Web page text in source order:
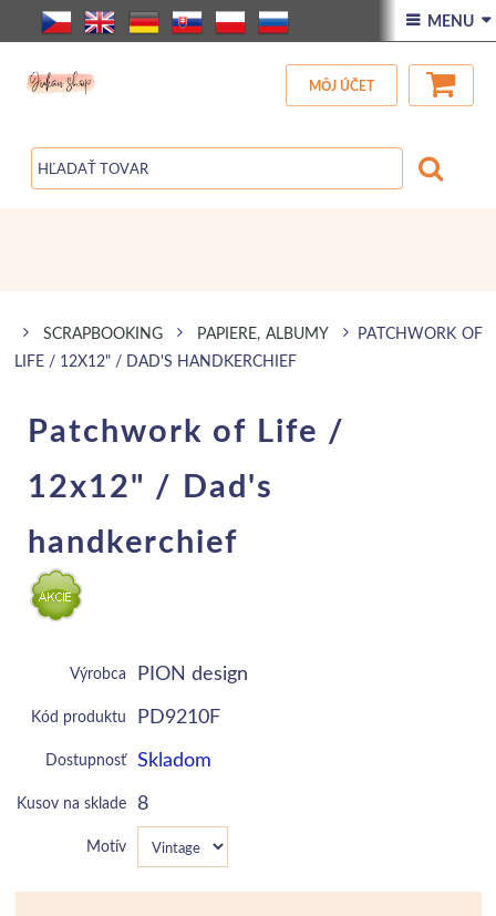
ÚVOD
VŠETOK TOVAR
ZĽAVA BLOG
 MENU 
MÔJ ÚČET
SCRAPBOOKING PAPIERE, ALBUMY
PATCHWORK OF
LIFE / 12X12" / DAD'S HANDKERCHIEF
Patchwork of Life /
12x12" / Dad's
handkerchief
Výrobca PION design
Kód produktu PD9210F
Dostupnosť Skladom
Kusov na sklade 8
Motív